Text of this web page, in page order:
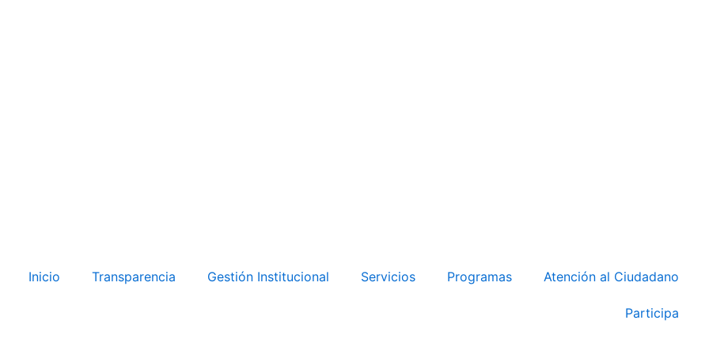
Inicio Transparencia Gestión Institucional Servicios Programas Atención al Ciudadano
Participa